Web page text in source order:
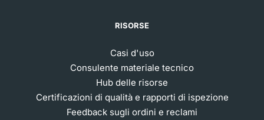
RISORSE
Casi d'uso
Consulente materiale tecnico
Hub delle risorse
Certificazioni di qualità e rapporti di ispezione
Feedback sugli ordini e reclami